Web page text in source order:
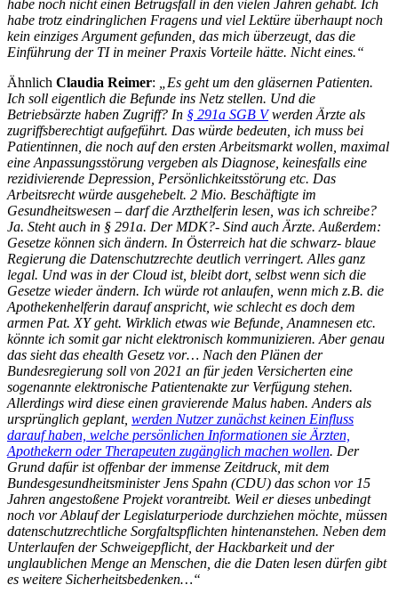
habe noch nicht einen Betrugsfall in den vielen Jahren gehabt. Ich
habe trotz eindringlichen Fragens und viel Lektüre überhaupt noch
kein einziges Argument gefunden, das mich überzeugt, das die
Einführung der TI in meiner Praxis Vorteile hätte. Nicht eines.“
Ähnlich Claudia Reimer:
„Es geht um den gläsernen Patienten.
Ich soll eigentlich die Befunde ins Netz stellen. Und die
Betriebsärzte haben Zugriff? In § 291a SGB Vwerden Ärzte als
zugriffsberechtigt aufgeführt. Das würde bedeuten, ich muss bei
Patientinnen, die noch auf den ersten Arbeitsmarkt wollen, maximal
eine Anpassungsstörung vergeben als Diagnose, keinesfalls eine
rezidivierende Depression, Persönlichkeitsstörung etc. Das
Arbeitsrecht würde ausgehebelt. 2 Mio. Beschäftigte im
Gesundheitswesen – darf die Arzthelferin lesen, was ich schreibe?
Ja. Steht auch in § 291a. Der MDK?- Sind auch Ärzte. Außerdem:
Gesetze können sich ändern. In Österreich hat die schwarz- blaue
Regierung die Datenschutzrechte deutlich verringert. Alles ganz
legal. Und was in der Cloud ist, bleibt dort, selbst wenn sich die
Gesetze wieder ändern. Ich würde rot anlaufen, wenn mich z.B. die
Apothekenhelferin darauf anspricht, wie schlecht es doch dem
armen Pat. XY geht. Wirklich etwas wie Befunde, Anamnesen etc.
könnte ich somit gar nicht elektronisch kommunizieren. Aber genau
das sieht das ehealth Gesetz vor… Nach den Plänen der
Bundesregierung soll von 2021 an für jeden Versicherten eine
sogenannte elektronische Patientenakte zur Verfügung stehen.
Allerdings wird diese einen gravierende Malus haben. Anders als
ursprünglich geplant, werden Nutzer zunächst keinen Einfluss
darauf haben, welche persönlichen Informationen sie Ärzten,
Apothekern oder Therapeuten zugänglich machen wollen. Der
Grund dafür ist offenbar der immense Zeitdruck, mit dem
Bundesgesundheitsminister Jens Spahn (CDU) das schon vor 15
Jahren angestoßene Projekt vorantreibt. Weil er dieses unbedingt
noch vor Ablauf der Legislaturperiode durchziehen möchte, müssen
datenschutzrechtliche Sorgfaltspflichten hintenanstehen. Neben dem
Unterlaufen der Schweigepflicht, der Hackbarkeit und der
unglaublichen Menge an Menschen, die die Daten lesen dürfen gibt
es weitere Sicherheitsbedenken…“